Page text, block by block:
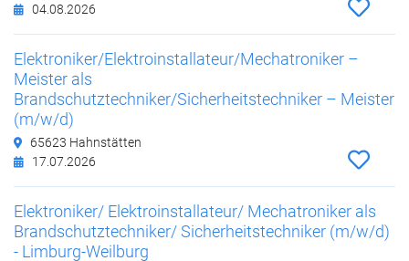
04.08.2026
Elektroniker/Elektroinstallateur/Mechatroniker –
Meister als
Brandschutztechniker/Sicherheitstechniker – Meister
(m/w/d)
65623 Hahnstätten
17.07.2026
Elektroniker/ Elektroinstallateur/ Mechatroniker als
Brandschutztechniker/ Sicherheitstechniker (m/w/d)
- Limburg-Weilburg